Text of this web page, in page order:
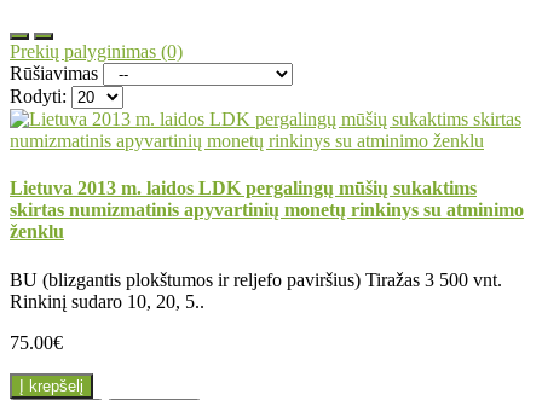
Prekių palyginimas (0)
Rūšiavimas
Rodyti:
Lietuva 2013 m. laidos LDK pergalingų mūšių sukaktims
skirtas numizmatinis apyvartinių monetų rinkinys su atminimo
ženklu
BU (blizgantis plokštumos ir reljefo paviršius) Tiražas 3 500 vnt.
Rinkinį sudaro 10, 20, 5..
75.00€
Į krepšelį